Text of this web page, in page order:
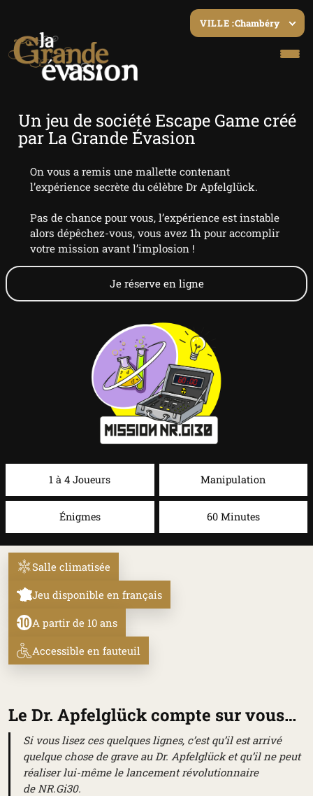
VILLE :Chambéry
Un jeu de société Escape Game créé
par La Grande Évasion
On vous a remis une mallette contenant
l’expérience secrète du célèbre Dr Apfelglück.
Pas de chance pour vous, l’expérience est instable
alors dépêchez-vous, vous avez 1h pour accomplir
votre mission avant l’implosion !
Je réserve en ligne
1 à 4 Joueurs Manipulation
Énigmes 60 Minutes
Salle climatisée
Jeu disponible en français
A partir de 10 ans
Accessible en fauteuil
Le Dr. Apfelglück compte sur vous…
Si vous lisez ces quelques lignes, c’est qu’il est arrivé
quelque chose de grave auDr. Apfelglücket qu’il ne peut
réaliser lui-même le lancement révolutionnaire
deNR.Gi30.